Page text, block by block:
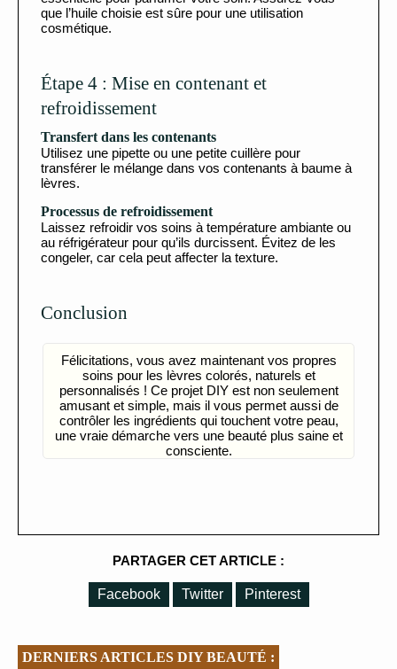
que l’huile choisie est sûre pour une utilisation
cosmétique.
Étape 4 : Mise en contenant et
refroidissement
Transfert dans les contenants
Utilisez une pipette ou une petite cuillère pour
transférer le mélange dans vos contenants à baume à
lèvres.
Processus de refroidissement
Laissez refroidir vos soins à température ambiante ou
au réfrigérateur pour qu’ils durcissent. Évitez de les
congeler, car cela peut affecter la texture.
Conclusion
Félicitations, vous avez maintenant vos propres
soins pour les lèvres colorés, naturels et
personnalisés ! Ce projet DIY est non seulement
amusant et simple, mais il vous permet aussi de
contrôler les ingrédients qui touchent votre peau,
une vraie démarche vers une beauté plus saine et
consciente.
PARTAGER CET ARTICLE :
Facebook Twitter Pinterest
DERNIERS ARTICLES DIY BEAUTÉ :